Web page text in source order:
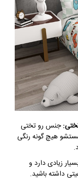
جنس رو تختی
هیچ گونه رنگی
زیادی دارد و
داشته باشید.